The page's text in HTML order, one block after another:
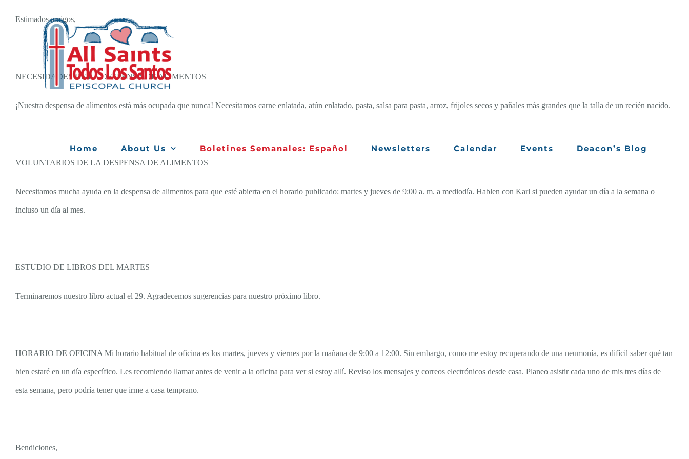
Home About Us Boletines Semanales: Español Newsletters Calendar Events Deacon’s Blog
Estimados amigos,
NECESIDADES DE LA DESPENSA DE ALIMENTOS
¡Nuestra despensa de alimentos está más ocupada que nunca! Necesitamos carne enlatada, atún enlatado, pasta, salsa para pasta, arroz, frijoles secos y pañales más grandes que la talla de un recién nacido.
VOLUNTARIOS DE LA DESPENSA DE ALIMENTOS
Necesitamos mucha ayuda en la despensa de alimentos para que esté abierta en el horario publicado: martes y jueves de 9:00 a. m. a mediodía. Hablen con Karl si pueden ayudar un día a la semana o
incluso un día al mes.
ESTUDIO DE LIBROS DEL MARTES
Terminaremos nuestro libro actual el 29. Agradecemos sugerencias para nuestro próximo libro.
HORARIO DE OFICINA Mi horario habitual de oficina es los martes, jueves y viernes por la mañana de 9:00 a 12:00. Sin embargo, como me estoy recuperando de una neumonía, es difícil saber qué tan
bien estaré en un día específico. Les recomiendo llamar antes de venir a la oficina para ver si estoy allí. Reviso los mensajes y correos electrónicos desde casa. Planeo asistir cada uno de mis tres días de
esta semana, pero podría tener que irme a casa temprano.
Bendiciones,